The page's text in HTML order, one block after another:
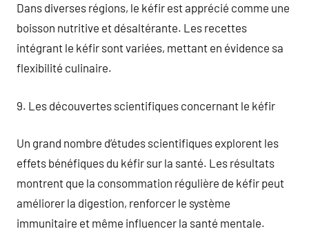
Dans diverses régions, le kéfir est apprécié comme une
boisson nutritive et désaltérante. Les recettes
intégrant le kéfir sont variées, mettant en évidence sa
flexibilité culinaire.
9. Les découvertes scientifiques concernant le kéfir
Un grand nombre d’études scientifiques explorent les
effets bénéfiques du kéfir sur la santé. Les résultats
montrent que la consommation régulière de kéfir peut
améliorer la digestion, renforcer le système
immunitaire et même influencer la santé mentale.